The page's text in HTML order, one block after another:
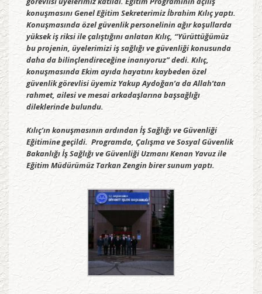
konuşmasını Genel Eğitim Sekreterimiz İbrahim Kılıç yaptı.
Konuşmasında özel güvenlik personelinin ağır koşullarda
yüksek iş riksi ile çalıştığını anlatan Kılıç, “Yürüttüğümüz
bu projenin, üyelerimizi iş sağlığı ve güvenliği konusunda
daha da bilinçlendireceğine inanıyoruz” dedi. Kılıç,
konuşmasında Ekim ayıda hayatını kaybeden özel
güvenlik görevlisi üyemiz Yakup Aydoğan’a da Allah’tan
rahmet, ailesi ve mesai arkadaşlarına başsağlığı
dileklerinde bulundu.
Kılıç’ın konuşmasının ardından İş Sağlığı ve Güvenliği
Eğitimine geçildi. Programda, Çalışma ve Sosyal Güvenlik
Bakanlığı İş Sağlığı ve Güvenliği Uzmanı Kenan Yavuz ile
Eğitim Müdürümüz Tarkan Zengin birer sunum yaptı.